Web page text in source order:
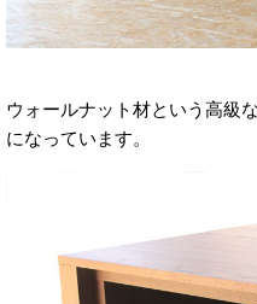
ウォールナット材という高級
になっています。